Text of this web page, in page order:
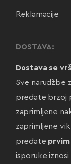
Reklamacije
DOSTAVA:
Dostava se
Sve narudžbe
predate brzoj
zaprimljene
zaprimljene
predate prvim
isporuke iznosi